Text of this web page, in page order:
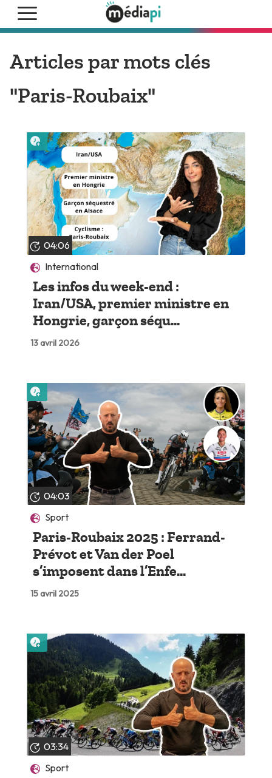
Articles par mots clés
"Paris-Roubaix"
04:06
International
Les infos du week-end :
Iran/USA, premier ministre en
Hongrie, garçon séqu...
13 avril 2026
Lire plus tard
04:03
Sport
Paris-Roubaix 2025 : Ferrand-
Prévot et Van der Poel
s’imposent dans l’Enfe...
15 avril 2025
Lire plus tard
03:34
Sport
Lire plus tard